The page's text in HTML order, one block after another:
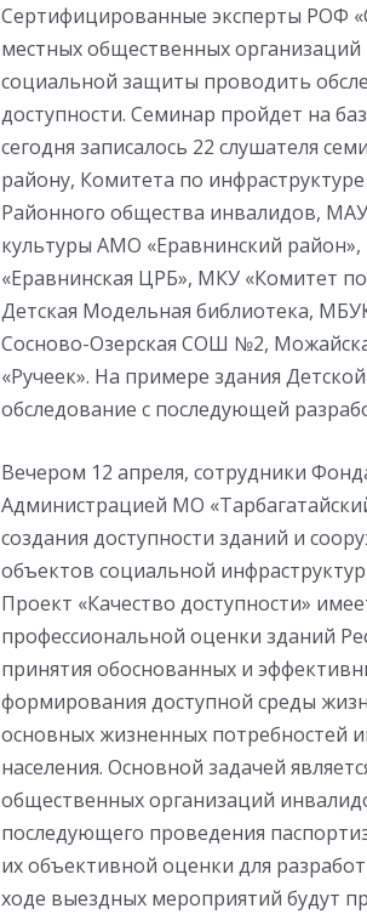
Сертифицированные эксперты РОФ
местных общественных
социальной защиты проводить
доступности. Семинар пройдет на
сегодня записалось 22 слушателя
району, Комитета по
Районного общества инвалидов,
культуры АМО «Еравнинский
«Еравнинская ЦРБ», МКУ «Комитет
Детская Модельная библиотека,
Сосново-Озерская СОШ №2,
«Ручеек». На примере здания
обследование с последующей
Вечером 12 апреля, сотрудники
Администрацией МО
создания доступности зданий и
объектов социальной
Проект «Качество доступности»
профессиональной оценки зданий
принятия обоснованных и
формирования доступной среды
основных жизненных потребностей
населения. Основной задачей
общественных организаций
последующего проведения
их объективной оценки для
ходе выездных мероприятий будут